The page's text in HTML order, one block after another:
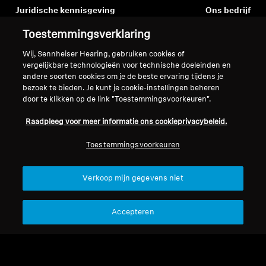
Juridische kennisgeving
Herroep overeenkomst
Wereldwijd privacybeleid
Algemene verkoopvoorwaarden
voor online verkoop aan
consumenten
Ons bedrijf
Nieuwskamer
Sennheiser Consumer
merkambassadeurs
Cookie-instellingen
Verklaring inzake digitale toegankelijkheid
Toestemmingsverklaring
Wij, Sennheiser Hearing, gebruiken cookies of
vergelijkbare technologieën voor technische doeleinden en
andere soorten cookies om je de beste ervaring tijdens je
bezoek te bieden. Je kunt je cookie-instellingen beheren
door te klikken op de link "Toestemmingsvoorkeuren".
Raadpleeg voor meer informatie ons cookieprivacybeleid.
Toestemmingsvoorkeuren
Verkoop mijn gegevens niet
Accepteren